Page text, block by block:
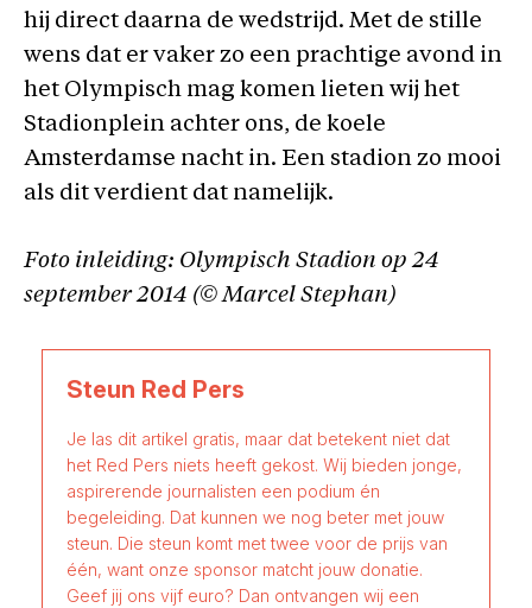
hij direct daarna de wedstrijd. Met de stille
wens dat er vaker zo een prachtige avond in
het Olympisch mag komen lieten wij het
Stadionplein achter ons, de koele
Amsterdamse nacht in. Een stadion zo mooi
als dit verdient dat namelijk.
Foto inleiding: Olympisch Stadion op 24
september 2014 (© Marcel Stephan)
Steun Red Pers
Je las dit artikel gratis, maar dat betekent niet dat
het Red Pers niets heeft gekost. Wij bieden jonge,
aspirerende journalisten een podium én
begeleiding. Dat kunnen we nog beter met jouw
steun. Die steun komt met twee voor de prijs van
één, want onze sponsor matcht jouw donatie.
Geef jij ons vijf euro? Dan ontvangen wij een